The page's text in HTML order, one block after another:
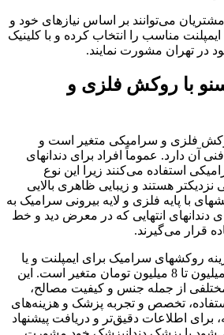
مشتریان می‌توانند بر اساس نیازهای خود و
مناسب را انتخاب کرده و با کلینیک
در تهران مشورت نمایند.
با روکش فلزی و
فلزی و سرامیکی متغیر است و
آن دارد. عموماً افراد برای دندانهای
استفاده می‌کنند زیرا این نوع
هستند و زیبایی ظاهری بالایی
با پایه فلزی و لایه بیرونی سرامیک به
دندانهای انتهایی که در معرض دید و خط
قرار می‌گیرند.
روکشهای سرامیک برای ایمپلنت و یا
بریج دندان معمولاً بین 5 میلیون تا 8 میلیون تومان متغیر است. این
از جمله جنس و کیفیت مصالح،
تخصص و تجربه پزشک و هزینه‌های
برای اطلاعات دقیق‌تر و دریافت پیشنهاد